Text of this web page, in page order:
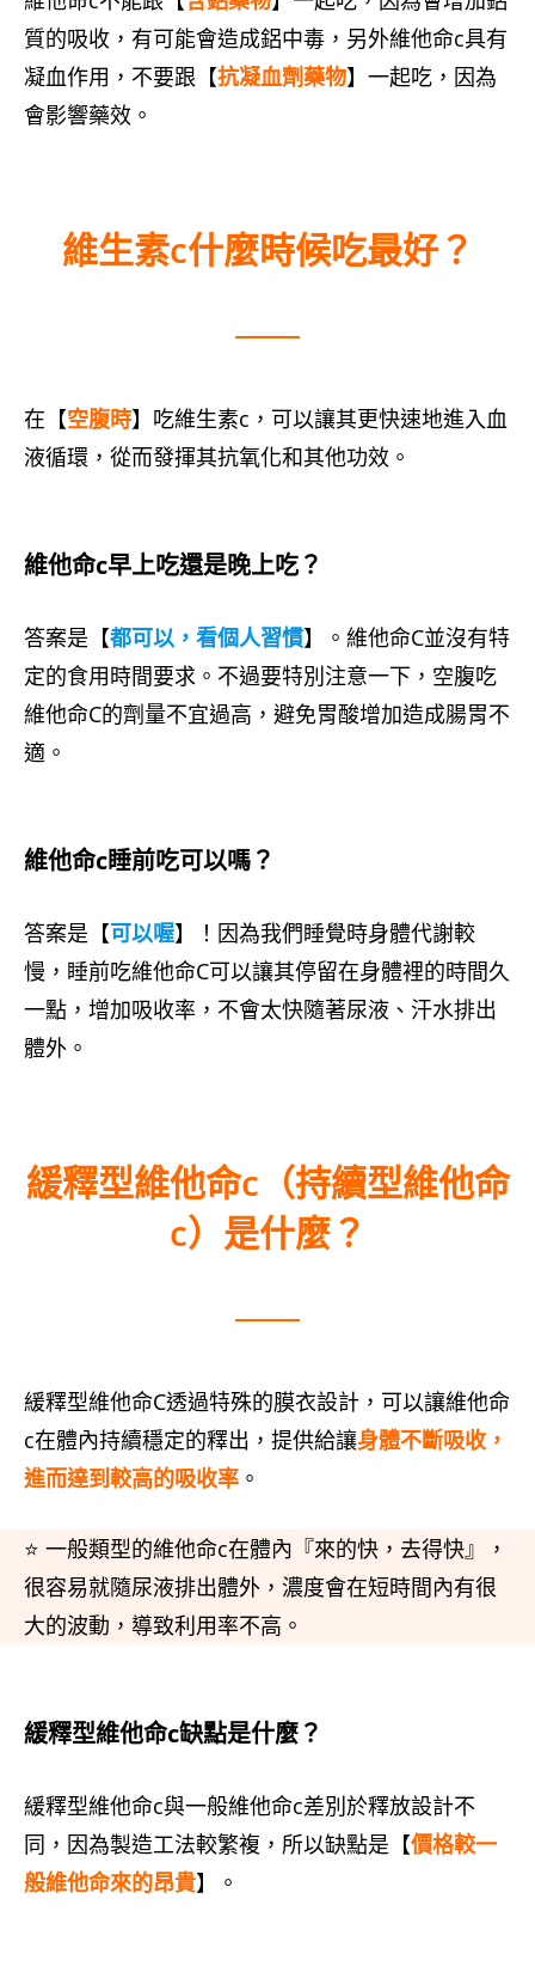
質的吸收，有可能會造成鋁中毒，另外維他命c具有
凝血作用，不要跟【抗凝血劑藥物】一起吃，因為
會影響藥效。
維生素c什麼時候吃最好？
在【空腹時】吃維生素c，可以讓其更快速地進入血
液循環，從而發揮其抗氧化和其他功效。
維他命c早上吃還是晚上吃？
答案是【都可以，看個人習慣】。維他命C並沒有特
定的食用時間要求。不過要特別注意一下，空腹吃
維他命C的劑量不宜過高，避免胃酸增加造成腸胃不
適。
維他命c睡前吃可以嗎？
答案是【可以喔】！因為我們睡覺時身體代謝較
慢，睡前吃維他命C可以讓其停留在身體裡的時間久
一點，增加吸收率，不會太快隨著尿液、汗水排出
體外。
緩釋型維他命c（持續型維他命
c）是什麼？
緩釋型維他命C透過特殊的膜衣設計，可以讓維他命
c在體內持續穩定的釋出，提供給讓身體不斷吸收，
進而達到較高的吸收率 。
⭐ 一般類型的維他命c在體內『來的快，去得快』，
很容易就隨尿液排出體外，濃度會在短時間內有很
大的波動，導致利用率不高。
緩釋型維他命c缺點是什麼？
緩釋型維他命c與一般維他命c差別於釋放設計不
同，因為製造工法較繁複，所以缺點是【價格較一
般維他命來的昂貴】。